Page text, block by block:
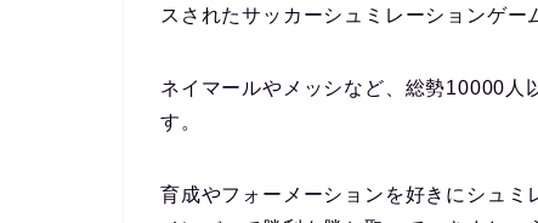
スされたサッカーシュミレーションゲー
ネイマールやメッシなど、総勢10000人
す。
育成やフォーメーションを好きにシュ